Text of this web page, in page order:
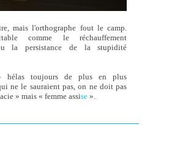
mais l'orthographe fout le camp.
comme le réchauffement
la persistance de la stupidité
hélas toujours de plus en plus
ne le sauraient pas, on ne doit pas
» mais « femme assise».